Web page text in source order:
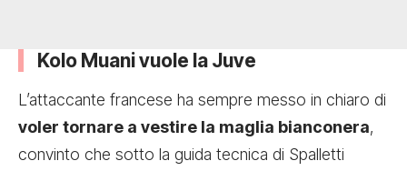
Kolo Muani vuole la Juve
L’attaccante francese ha sempre messo in chiaro di
voler tornare a vestire la maglia bianconera,
convinto che sotto la guida tecnica di Spalletti